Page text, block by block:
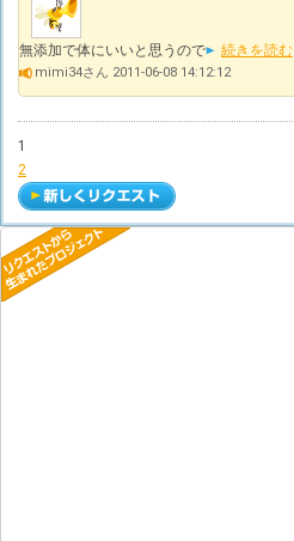
無添加で体にいいと思うので 続きを読む
mimi34さん 2011-06-08 14:12:12
1
2